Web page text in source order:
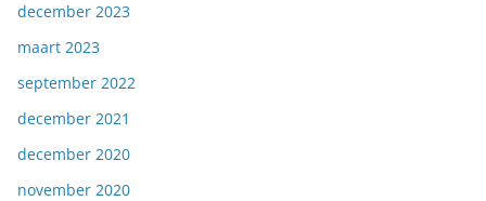
december 2023
maart 2023
september 2022
december 2021
december 2020
november 2020